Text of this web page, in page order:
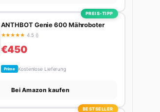
PREIS-TIPP
ANTHBOT Genie 600 Mähroboter
★★★★★ 4.5 ()
€450
Prime Kostenlose Lieferung
Bei Amazon kaufen
BESTSELLER